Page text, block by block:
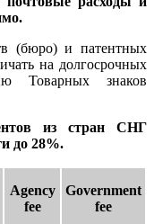
(бюро) и патентных
на долгосрочных
Товарных знаков
из стран СНГ
до 28%.
Agency
fee
Government
fee